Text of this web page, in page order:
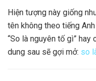
Hiện tượng này giống
tên không theo tiếng
“So là nguyên tố gì”
dung sau sẽ gợi mở: so